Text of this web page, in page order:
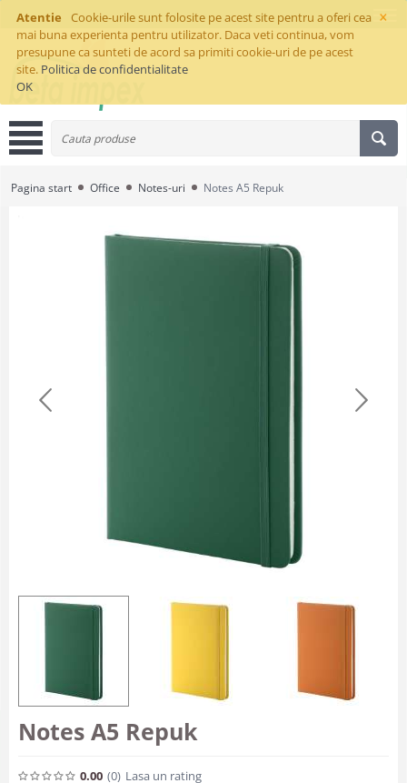
×
Atentie
Cookie-urile sunt folosite pe acest site pentru a oferi cea
mai buna experienta pentru utilizator. Daca veti continua, vom
presupune ca sunteti de acord sa primiti cookie-uri de pe acest
site. Politica de confidentialitate
OK
Pagina start Office Notes-uri Notes A5 Repuk
Notes A5 Repuk
0.00 (0) Lasa un rating